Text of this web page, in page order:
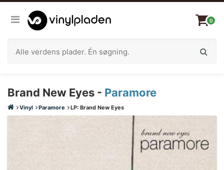
0
Brand New Eyes - Paramore
Vinyl Paramore LP: Brand New Eyes